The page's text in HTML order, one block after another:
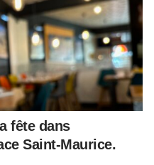
fête dans
Saint-Maurice.